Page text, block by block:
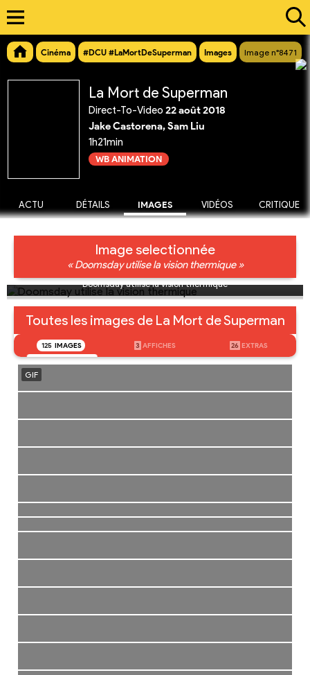
Cinéma #DCU #LaMortDeSuperman Images Image n°8471
La Mort de Superman
Direct-To-Video 22 août 2018
Jake Castorena, Sam Liu
1h21min
WB ANIMATION
ACTU DÉTAILS IMAGES VIDÉOS CRITIQUE
Image selectionnée
« Doomsday utilise la vision thermique »
Doomsday utilise la vision thermique
Toutes les images de La Mort de Superman
125 IMAGES 3 AFFICHES 26 EXTRAS